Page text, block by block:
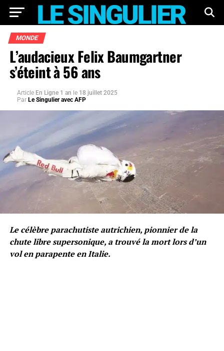
MONDE
L’audacieux Felix Baumgartner
s’éteint à 56 ans
Article En Ligne 1 an le 18 juillet 2025
Par Le Singulier avec AFP
Le célèbre parachutiste autrichien, pionnier de la
chute libre supersonique, a trouvé la mort lors d’un
vol en parapente en Italie.